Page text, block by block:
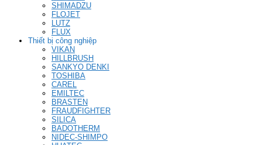
SHIMADZU
FLOJET
LUTZ
FLUX
Thiết bị công nghiệp
VIKAN
HILLBRUSH
SANKYO DENKI
TOSHIBA
CAREL
EMILTEC
BRASTEN
FRAUDFIGHTER
SILICA
BADOTHERM
NIDEC-SHIMPO